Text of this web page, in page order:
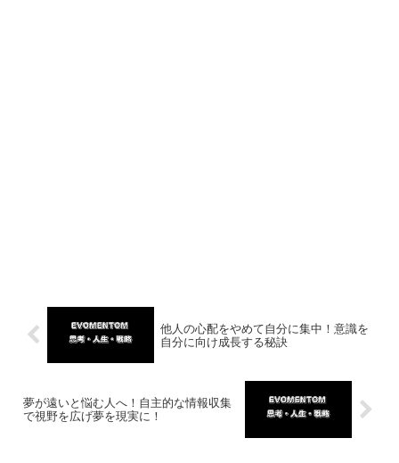
他人の心配をやめて自分に集中！意識を
自分に向け成長する秘訣
夢が遠いと悩む人へ！自主的な情報収集
で視野を広げ夢を現実に！